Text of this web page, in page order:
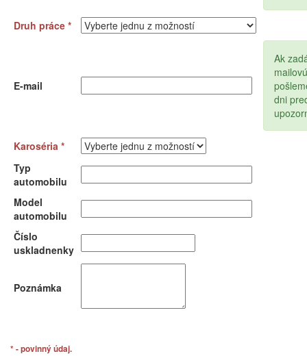
Druh práce *
E-mail
Ak
dni
Karoséria *
Typ
automobilu
Model
automobilu
Číslo
uskladnenky
Poznámka
* - povinný údaj.